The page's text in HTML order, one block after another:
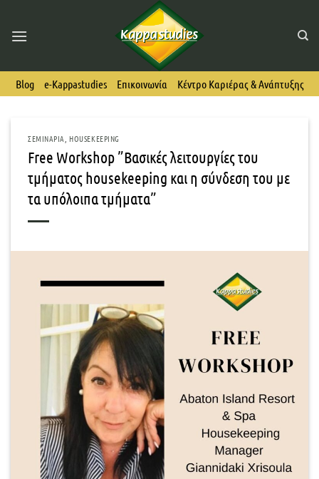
content
Blog e-Kappastudies Επικοινωνία Κέντρο Καριέρας & Ανάπτυξης
ΣΕΜΙΝΆΡΙΑ HOUSEKEEPING
Free Workshop ”Βασικές λειτουργίες του
τμήματος housekeeping και η σύνδεση του με
τα υπόλοιπα τμήματα”